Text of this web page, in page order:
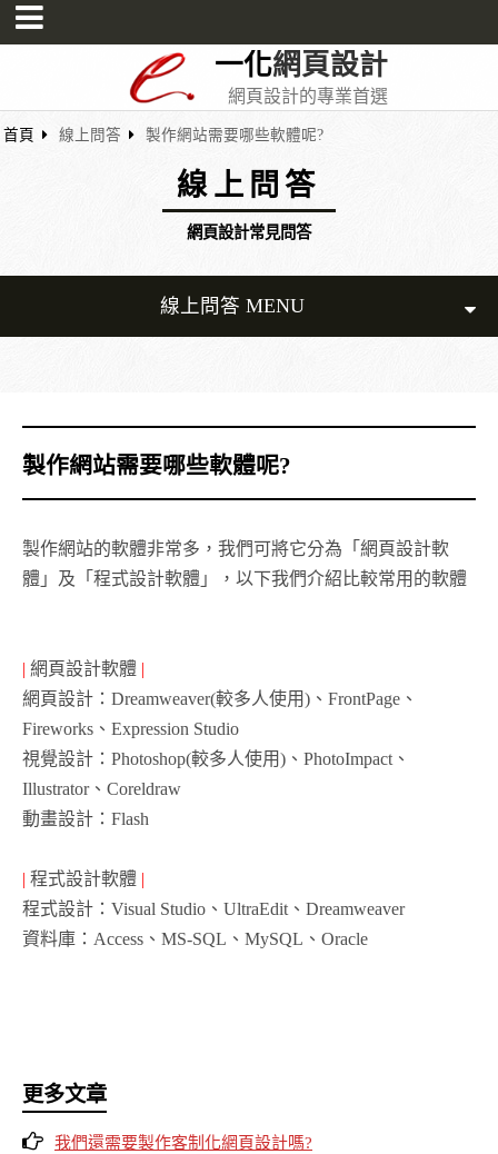
一化網頁設計
網頁設計的專業首選
首頁 線上問答 製作網站需要哪些軟體呢?
線上問答
網頁設計常見問答
線上問答 MENU
製作網站需要哪些軟體呢?
製作網站的軟體非常多，我們可將它分為「網頁設計軟
體」及「程式設計軟體」，以下我們介紹比較常用的軟體
| 網頁設計軟體 |
網頁設計：Dreamweaver(較多人使用)、FrontPage、
Fireworks、Expression Studio
視覺設計：Photoshop(較多人使用)、PhotoImpact、
Illustrator、Coreldraw
動畫設計：Flash
| 程式設計軟體 |
程式設計：Visual Studio、UltraEdit、Dreamweaver
資料庫：Access、MS-SQL、MySQL、Oracle
更多文章
我們還需要製作客制化網頁設計嗎?